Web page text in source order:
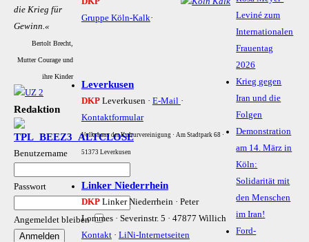
die Krie­g für
Ge­winn.«
Bertolt Brecht,
Mutter Courage und
ihre Kinder
Redaktion
Benutzername
Passwort
Angemeldet bleiben
Gruppe Köln-Kalk·
Leverkusen
DKPLeverkusen · E-Mail ·
Kontaktformular
Volkshaus der Kulturvereinigung · Am Stadtpark 68 ·
51373 Leverkusen
Linker Niederrhein
DKPLinker Niederrhein · Peter
Lommes · Severinstr. 5 · 47877 Willich
Kontakt· LiNi-Internetseiten
Leviné zum
Internationalen
Frauentag
2026
Krieg gegen
Iran und die
Folgen
Demonstration
am 14. März in
Köln:
Solidarität mit
den Menschen
im Iran!
Ford-